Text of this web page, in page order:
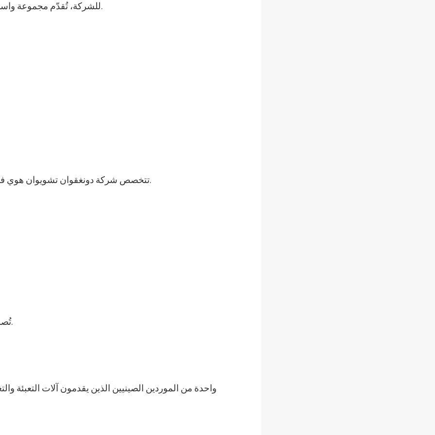
للشركة، تُقدّم مجموعة واسعة من حلول التغليف لعمليات النقل الصناعي والتخزين.
تتخصص شركة دونغقوان تشويوان هوي في معدات التغليف الواقية وأنظمة التغليف القابلة للنفخ.
تُصدّر منتجاتهم عادةً إلى أسواق التعبئة والتغليف الخارجية.